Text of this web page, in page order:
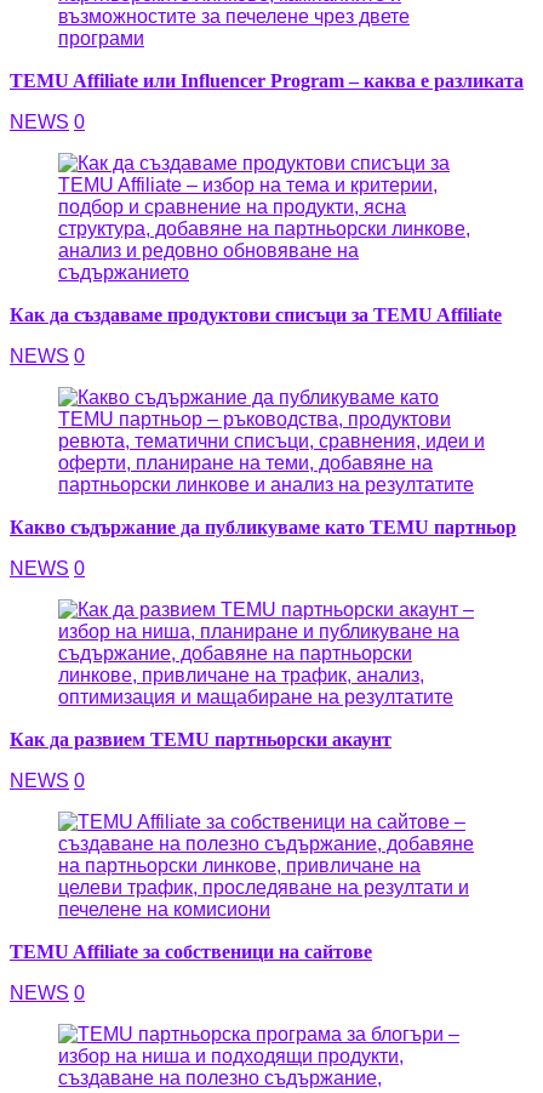
TEMU Affiliate или Influencer Program – каква е разликата
NEWS 0
Как да създаваме продуктови списъци за TEMU Affiliate
NEWS 0
Какво съдържание да публикуваме като TEMU партньор
NEWS 0
Как да развием TEMU партньорски акаунт
NEWS 0
TEMU Affiliate за собственици на сайтове
NEWS 0